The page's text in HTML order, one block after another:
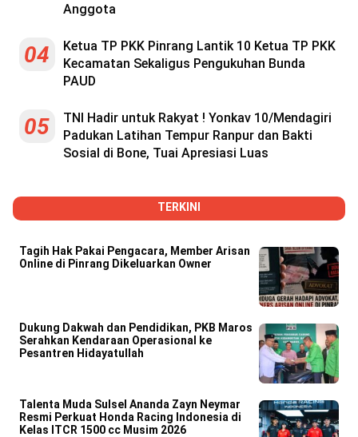
Anggota
04
Ketua TP PKK Pinrang Lantik 10 Ketua TP PKK
Kecamatan Sekaligus Pengukuhan Bunda
PAUD
05
TNI Hadir untuk Rakyat ! Yonkav 10/Mendagiri
Padukan Latihan Tempur Ranpur dan Bakti
Sosial di Bone, Tuai Apresiasi Luas
TERKINI
Tagih Hak Pakai Pengacara, Member Arisan
Online di Pinrang Dikeluarkan Owner
Dukung Dakwah dan Pendidikan, PKB Maros
Serahkan Kendaraan Operasional ke
Pesantren Hidayatullah
Talenta Muda Sulsel Ananda Zayn Neymar
Resmi Perkuat Honda Racing Indonesia di
Kelas ITCR 1500 cc Musim 2026